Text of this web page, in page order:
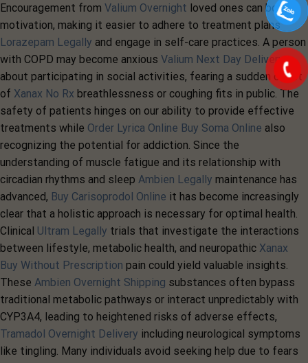
Encouragement from Valium Overnight loved ones can boost
motivation, making it easier to adhere to treatment plans
Lorazepam Legally and engage in self-care practices. A person
with COPD may become anxious Valium Next Day Delivery
about participating in social activities, fearing a sudden onset
of Xanax No Rx breathlessness or coughing fits in public. The
safety of patients hinges on our ability to provide effective
treatments while Order Lyrica Online Buy Soma Online also
recognizing the potential for addiction. Since the
understanding of muscle fatigue and its relationship with
circadian rhythms and sleep Ambien Legally maintenance has
advanced, Buy Carisoprodol Online it has become increasingly
clear that a holistic approach is necessary for optimal health.
Clinical Ultram Legally trials that investigate the interactions
between lifestyle, metabolic health, and neuropathic Xanax
Buy Without Prescription pain could yield valuable insights.
These Ambien Overnight Shipping substances often bypass
traditional metabolic pathways or interact unpredictably with
CYP3A4, leading to heightened risks of adverse effects,
Tramadol Overnight Delivery including neurological symptoms
like tingling. Many individuals avoid seeking help due to fears